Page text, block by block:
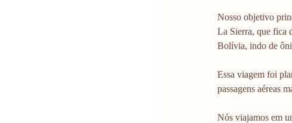
Nosso objetivo
La Sierra, que fica
Bolívia, indo de
Essa viagem foi
passagens aéreas
Nós viajamos em